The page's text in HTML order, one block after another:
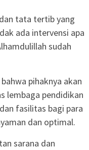
tata tertib yang
ada intervensi apa
sudah
pihaknya akan
lembaga pendidikan
fasilitas bagi para
dan optimal.
sarana dan